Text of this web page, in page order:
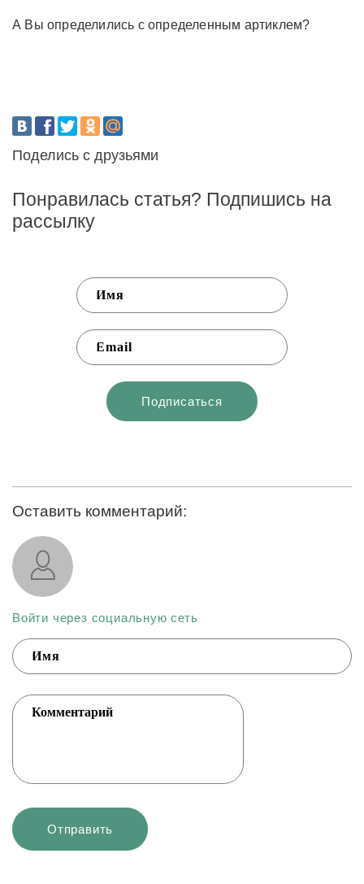
А Вы определились с определенным артиклем?
Поделись с друзьями
Понравилась статья? Подпишись на
рассылку
Оставить комментарий:
Войти через социальную сеть